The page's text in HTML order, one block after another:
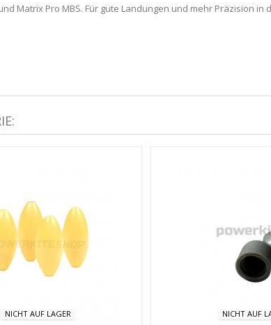
Matrix Pro MBS. Für gute Landungen und mehr Präzision
NICHT AUF LAGER NICHT AUF